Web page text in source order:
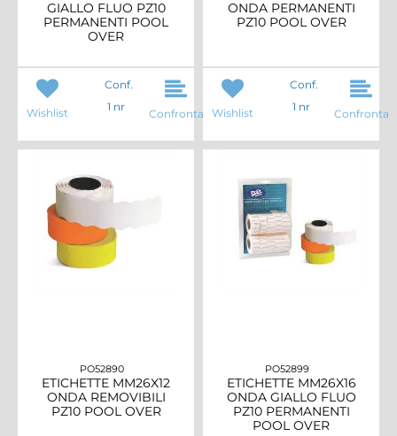
GIALLO FLUO PZ10
PERMANENTI POOL
OVER
Wishlist
Conf.
1 nr
Confronta
ONDA PERMANENTI
PZ10 POOL OVER
Wishlist
Conf.
1 nr
Confronta
PO52890
ETICHETTE MM26X12
ONDA REMOVIBILI
PZ10 POOL OVER
PO52899
ETICHETTE MM26X16
ONDA GIALLO FLUO
PZ10 PERMANENTI
POOL OVER